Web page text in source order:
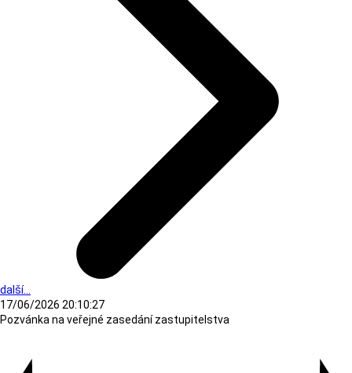
další...
17/06/2026 20:10:27
Pozvánka na veřejné zasedání zastupitelstva